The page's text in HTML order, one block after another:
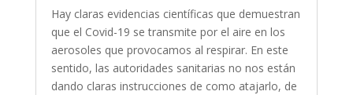
Hay claras evidencias científicas que demuestran
que el Covid-19 se transmite por el aire en los
aerosoles que provocamos al respirar. En este
sentido, las autoridades sanitarias no nos están
dando claras instrucciones de como atajarlo, de